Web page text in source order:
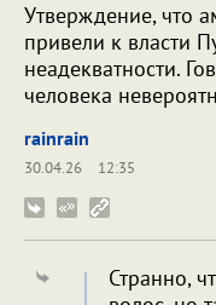
Утверждение, что
привели к власти
неадекватности.
человека
rainrain
30.04.26
12:35
Странно,